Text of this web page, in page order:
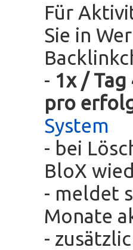
Für
Sie in
- 1x /
pro
System
- bei
BloX
- meldet
Monate
-